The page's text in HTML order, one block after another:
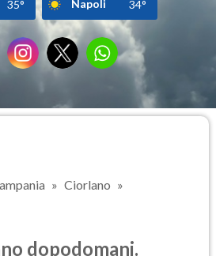
35° Napoli 34°
Ciorlano
dopodomani.